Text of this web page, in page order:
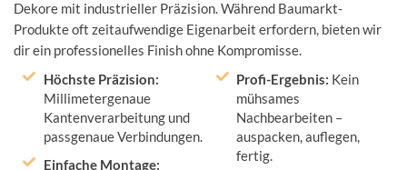
Dekore mit industrieller Präzision. Während Baumarkt-
Produkte oft zeitaufwendige Eigenarbeit erfordern, bieten wir
dir ein professionelles Finish ohne Kompromisse.
Höchste Präzision:
Millimetergenaue
Kantenverarbeitung und
passgenaue Verbindungen.
Einfache Montage:
Profi-Ergebnis: Kein
mühsames
Nachbearbeiten –
auspacken, auflegen,
fertig.